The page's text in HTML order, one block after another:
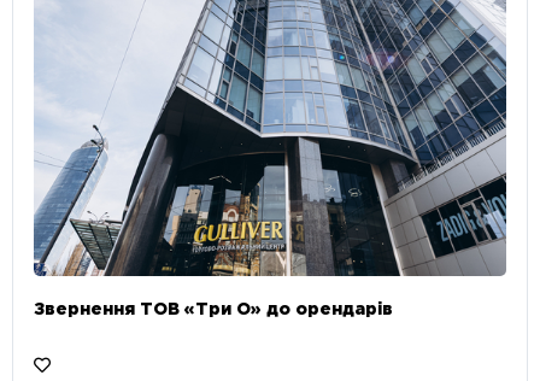
Звернення ТОВ «Три О» до орендарів